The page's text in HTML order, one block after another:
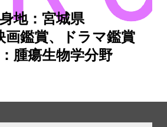
地：宮城県
鑑賞、ドラマ鑑賞
腫瘍生物学分野